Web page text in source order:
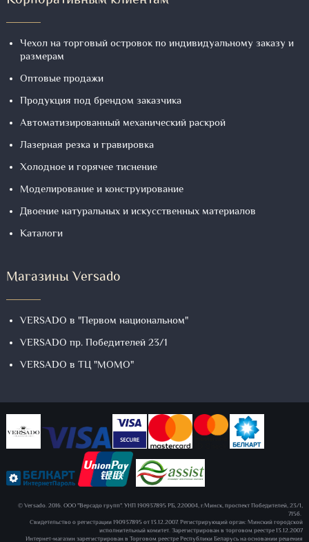
Чехол на торговый островок по индивидуальному заказу и
размерам
Оптовые продажи
Продукция под брендом заказчика
Автоматизированный механический раскрой
Лазерная резка и гравировка
Холодное и горячее тиснение
Моделирование и конструирование
Двоение натуральных и искусственных материалов
Каталоги
Магазины Versado
VERSADO в "Первом национальном"
VERSADO пр. Победителей 23/1
VERSADO в ТЦ "МОМО"
© Versado. 2016. ООО "Версадо групп". УНП 190937895 РБ, 220004, г.Минск, проспект Победителей, 23/1,
715б.
Свидетельство о регистрации 190937895 от 13.12.2007. Регистрирующий орган: Минский городской
исполнительный комитет. Зарегистрирован в торговом реестре 13.12.2007
Интернет-магазин зарегистрирован в Торговом реестре Республики Беларусь на основании решения